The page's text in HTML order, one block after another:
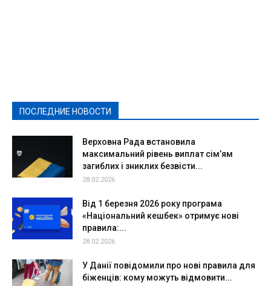
ПОСЛЕДНИЕ НОВОСТИ
Верховна Рада встановила
максимальний рівень виплат сім’ям
загиблих і зниклих безвісти...
28.02.2026
Від 1 березня 2026 року програма
«Національний кешбек» отримує нові
правила:...
28.02.2026
У Данії повідомили про нові правила для
біженців: кому можуть відмовити...